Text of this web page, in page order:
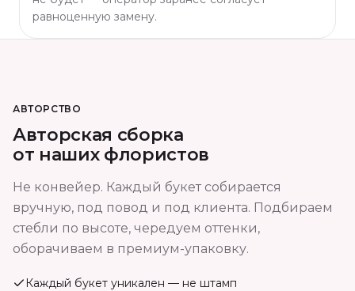
равноценную замену.
АВТОРСТВО
Авторская сборка
от наших флористов
Не конвейер. Каждый букет собирается
вручную, под повод и под клиента. Подбираем
стебли по высоте, чередуем оттенки,
оборачиваем в премиум-упаковку.
Каждый букет уникален — не штамп